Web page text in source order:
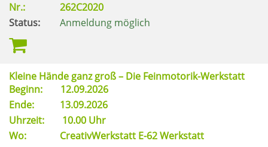
Nr.:
262C2020
Status:
Anmeldung möglich
Kleine Hände ganz groß – Die Feinmotorik-Werkstatt
Beginn:
12.09.2026
Ende:
13.09.2026
Uhrzeit:
10.00 Uhr
Wo:
CreativWerkstatt E-62 Werkstatt